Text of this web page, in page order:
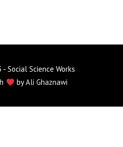
Social Science Works
byAli Ghaznawi